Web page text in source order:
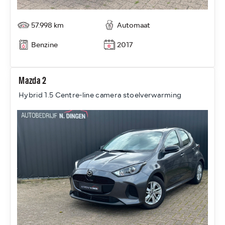
57.998 km
Automaat
Benzine
2017
Mazda 2
Hybrid 1.5 Centre-line camera stoelverwarming